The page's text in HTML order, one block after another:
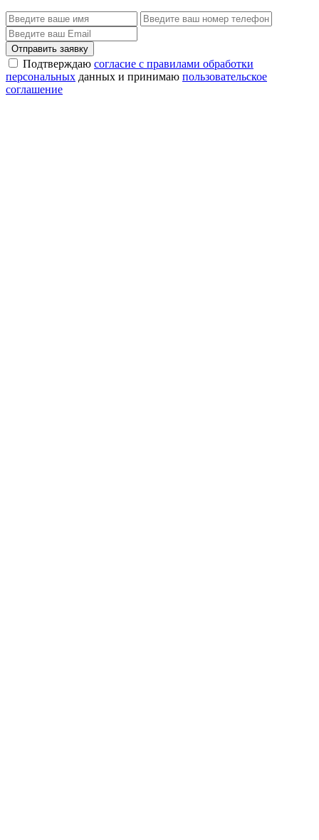
Отправить заявку
Подтверждаю согласие с правилами обработки
персональных данных и принимаю пользовательское
соглашение